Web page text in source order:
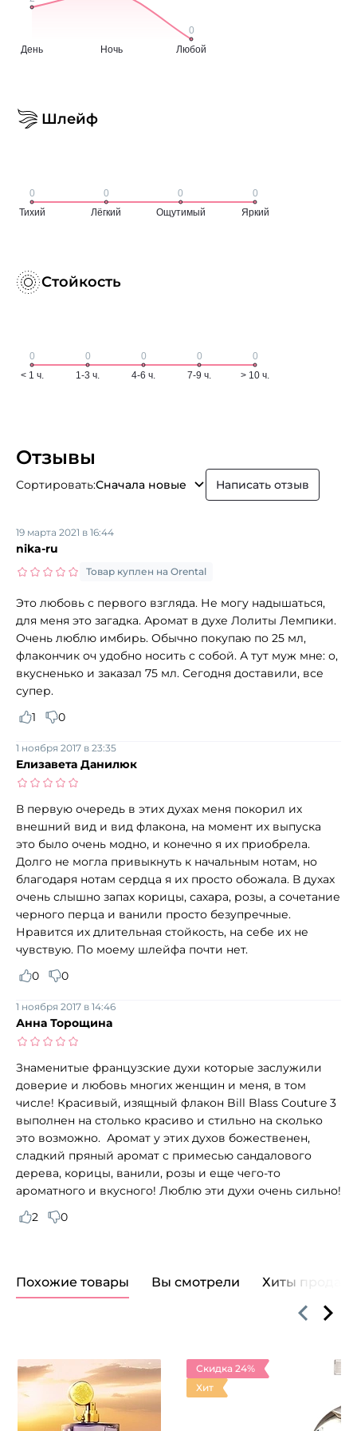
Шлейф
Стойкость
Отзывы
Сортировать:Сначала новые Написать отзыв
nika-ru
19 марта 2021 в 16:44
Товар куплен на Orental
Это любовь с первого взгляда. Не могу надышаться,
для меня это загадка. Аромат в духе Лолиты Лемпики.
Очень люблю имбирь. Обычно покупаю по 25 мл,
флакончик оч удобно носить с собой. А тут муж мне: о,
вкусненько и заказал 75 мл. Сегодня доставили, все
супер.
1
0
Елизавета Данилюк
1 ноября 2017 в 23:35
В первую очередь в этих духах меня покорил их
внешний вид и вид флакона, на момент их выпуска
это было очень модно, и конечно я их приобрела.
Долго не могла привыкнуть к начальным нотам, но
благодаря нотам сердца я их просто обожала. В духах
очень слышно запах корицы, сахара, розы, а сочетание
черного перца и ванили просто безупречные.
Нравится их длительная стойкость, на себе их не
чувствую. По моему шлейфа почти нет.
0
0
Анна Торощина
1 ноября 2017 в 14:46
Знаменитые французские духи которые заслужили
доверие и любовь многих женщин и меня, в том
числе! Красивый, изящный флакон Bill Blass Couture 3
выполнен на столько красиво и стильно на сколько
это возможно. Аромат у этих духов божественен,
сладкий пряный аромат с примесью сандалового
дерева, корицы, ванили, розы и еще чего-то
ароматного и вкусного! Люблю эти духи очень сильно!
2
0
Похожие товары Вы смотрели Хиты продаж
Скидка 24%
Хит